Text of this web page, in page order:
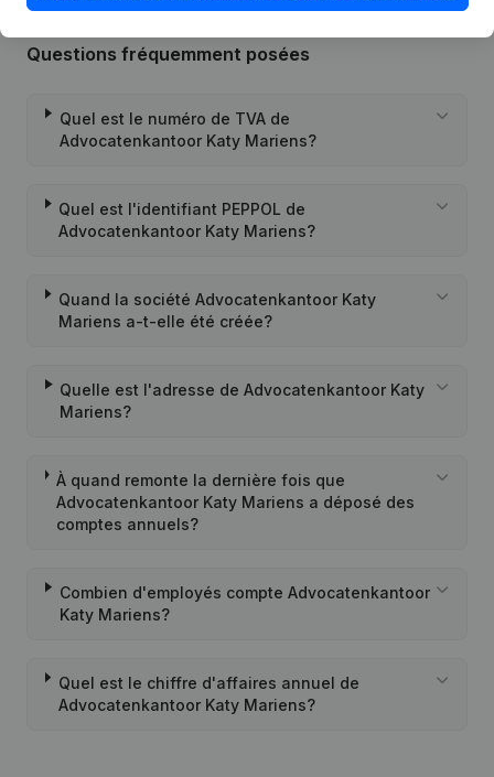
Questions fréquemment posées
Quel est le numéro de TVA de
Advocatenkantoor Katy Mariens?
Quel est l'identifiant PEPPOL de
Advocatenkantoor Katy Mariens?
Quand la société Advocatenkantoor Katy
Mariens a-t-elle été créée?
Quelle est l'adresse de Advocatenkantoor Katy
Mariens?
À quand remonte la dernière fois que
Advocatenkantoor Katy Mariens a déposé des
comptes annuels?
Combien d'employés compte Advocatenkantoor
Katy Mariens?
Quel est le chiffre d'affaires annuel de
Advocatenkantoor Katy Mariens?